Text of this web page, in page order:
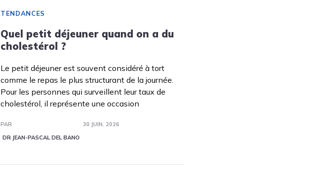
TENDANCES
Quel petit déjeuner quand on a du
cholestérol ?
Le petit déjeuner est souvent considéré à tort
comme le repas le plus structurant de la journée.
Pour les personnes qui surveillent leur taux de
cholestérol, il représente une occasion
PAR
DR JEAN-PASCAL DEL BANO
30 JUIN. 2026